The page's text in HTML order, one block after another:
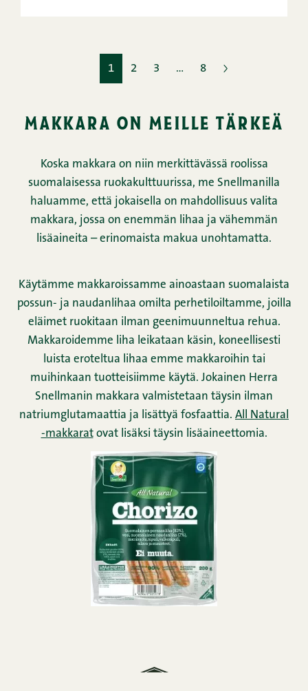
1 2 3 … 8
makkara on meille tärkeä
Koska makkara on niin merkittävässä roolissa
suomalaisessa ruokakulttuurissa, me Snellmanilla
haluamme, että jokaisella on mahdollisuus valita
makkara, jossa on enemmän lihaa ja vähemmän
lisäaineita – erinomaista makua unohtamatta.
Käytämme makkaroissamme ainoastaan suomalaista
possun- ja naudanlihaa omilta perhetiloiltamme, joilla
eläimet ruokitaan ilman geenimuunneltua rehua.
Makkaroidemme liha leikataan käsin, koneellisesti
luista eroteltua lihaa emme makkaroihin tai
muihinkaan tuotteisiimme käytä. Jokainen Herra
Snellmanin makkara valmistetaan täysin ilman
natriumglutamaattia ja lisättyä fosfaattia. All Natural
-makkaratovat lisäksi täysin lisäaineettomia.